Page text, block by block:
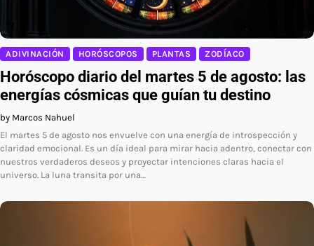
ADIVINACIÓN HORÓSCOPOS PLANTAS ZODÍACO
Horóscopo diario del martes 5 de agosto: las
energías cósmicas que guían tu destino
by Marcos Nahuel
El martes 5 de agosto nos envuelve con una energía de introspección y
claridad emocional. Es un día ideal para mirar hacia adentro, conectar con
nuestros verdaderos deseos y proyectar intenciones claras hacia el
universo. La luna transita por una…